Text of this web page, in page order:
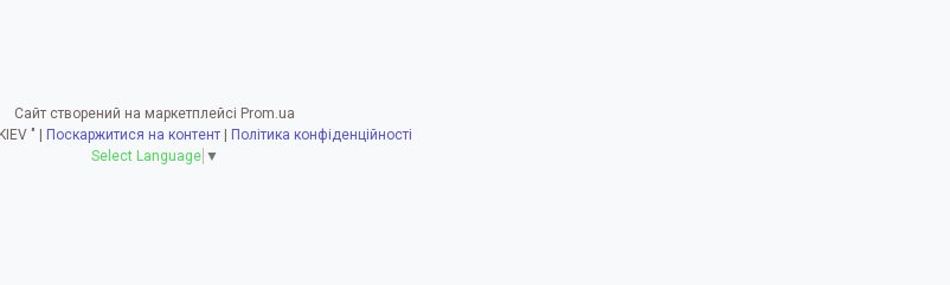
Сайт створений на маркетплейсі Prom.ua
ТОВ " BITSTOP-KIEV " | Поскаржитися на контент | Політика конфіденційності
Select Language ▼